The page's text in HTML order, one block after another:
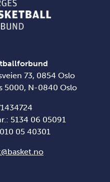
73, 0854 Oslo
5000, N-0840 Oslo
5134 06 05091
05 40301